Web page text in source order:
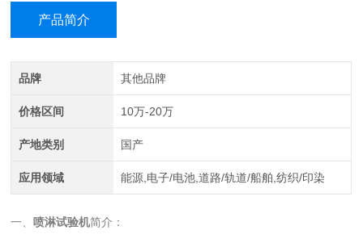
产品简介
品牌 其他品牌
价格区间 10万-20万
产地类别 国产
应用领域 能源,电子/电池,道路/轨道/船舶,纺织/印染
一、喷淋试验机简介：